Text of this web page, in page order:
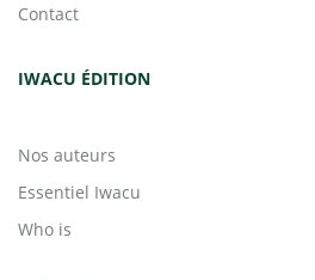
Contact
IWACU ÉDITION
Nos auteurs
Essentiel Iwacu
Who is